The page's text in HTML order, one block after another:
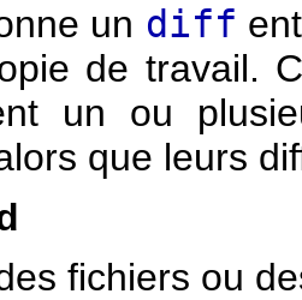
un diff
de travail.
un ou
que leurs
fichiers ou